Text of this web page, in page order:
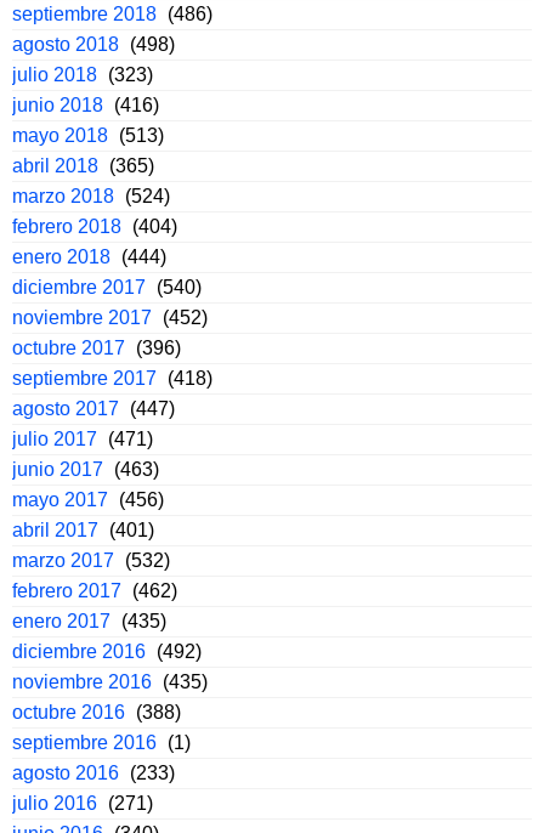
septiembre 2018 (486)
agosto 2018 (498)
julio 2018 (323)
junio 2018 (416)
mayo 2018 (513)
abril 2018 (365)
marzo 2018 (524)
febrero 2018 (404)
enero 2018 (444)
diciembre 2017 (540)
noviembre 2017 (452)
octubre 2017 (396)
septiembre 2017 (418)
agosto 2017 (447)
julio 2017 (471)
junio 2017 (463)
mayo 2017 (456)
abril 2017 (401)
marzo 2017 (532)
febrero 2017 (462)
enero 2017 (435)
diciembre 2016 (492)
noviembre 2016 (435)
octubre 2016 (388)
septiembre 2016 (1)
agosto 2016 (233)
julio 2016 (271)